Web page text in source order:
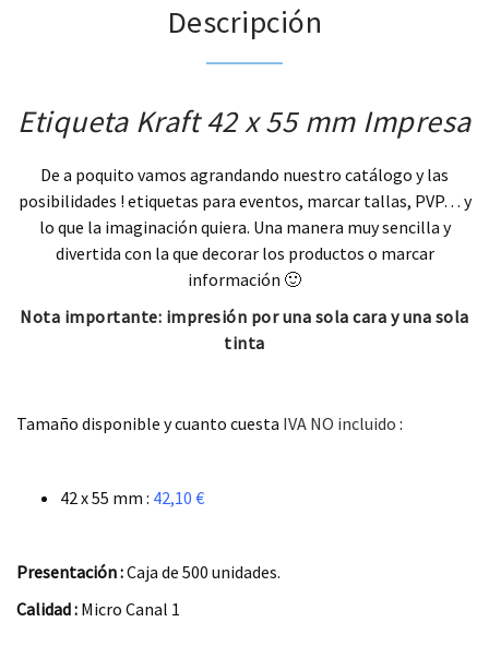
Descripción
Etiqueta Kraft 42 x 55 mm Impresa
De a poquito vamos agrandando nuestro catálogo y las
posibilidades ! etiquetas para eventos, marcar tallas, PVP… y
lo que la imaginación quiera. Una manera muy sencilla y
divertida con la que decorar los productos o marcar
información 🙂
Nota importante: impresión por una sola cara y una sola
tinta
Tamaño disponible y cuanto cuesta IVA NO incluido :
42 x 55 mm : 42,10 €
Presentación :Caja de 500 unidades.
Calidad : Micro Canal 1